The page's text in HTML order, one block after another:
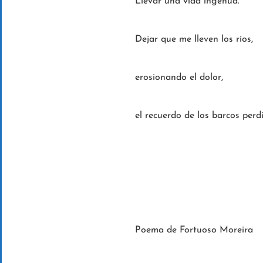
Dejar que me lleven los ríos,
erosionando el dolor,
el recuerdo de los barcos
Poema de Fortuoso Moreira